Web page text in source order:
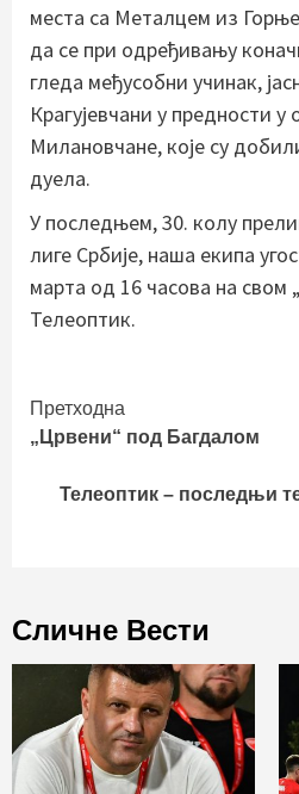
места са Металцем из
да се при одређивању
гледа међусобни учинак,
Крагујевчани у предности у
Милановчане, које су
дуела.
У последњем, 30. колу
лиге Србије, наша екипа
марта од 16 часова на свом
Телеоптик.
Continue
Reading
Претходна
„Црвени“ под Багдалом
Телеоптик – последњи
Сличне Вести